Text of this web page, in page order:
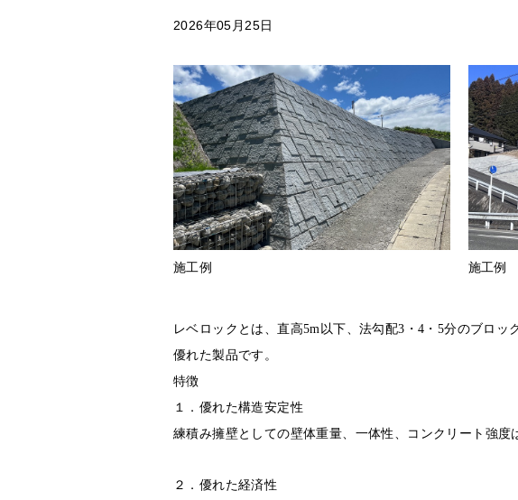
2026年05月25日
施工例 施工例
レベロックとは、直高5m以下、法勾配3・4・5分のブロ
優れた製品です。
特徴
１．優れた構造安定性
練積み擁壁としての壁体重量、一体性、コンクリート強
２．優れた経済性